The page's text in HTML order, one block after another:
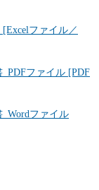
ファイル／
ファイル [PDF
ファイル